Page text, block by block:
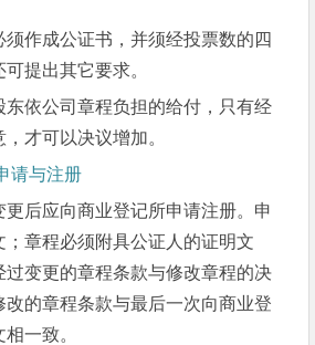
作成公证书，并须经投票数的四
提出其它要求。
依公司章程负担的给付，只有经
才可以决议增加。
请与注册
后应向商业登记所申请注册。申
章程必须附具公证人的证明文
过变更的章程条款与修改章程的决
的章程条款与最后一次向商业登
一致。